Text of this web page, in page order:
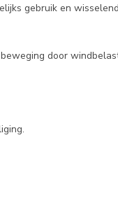
gebruik en
door